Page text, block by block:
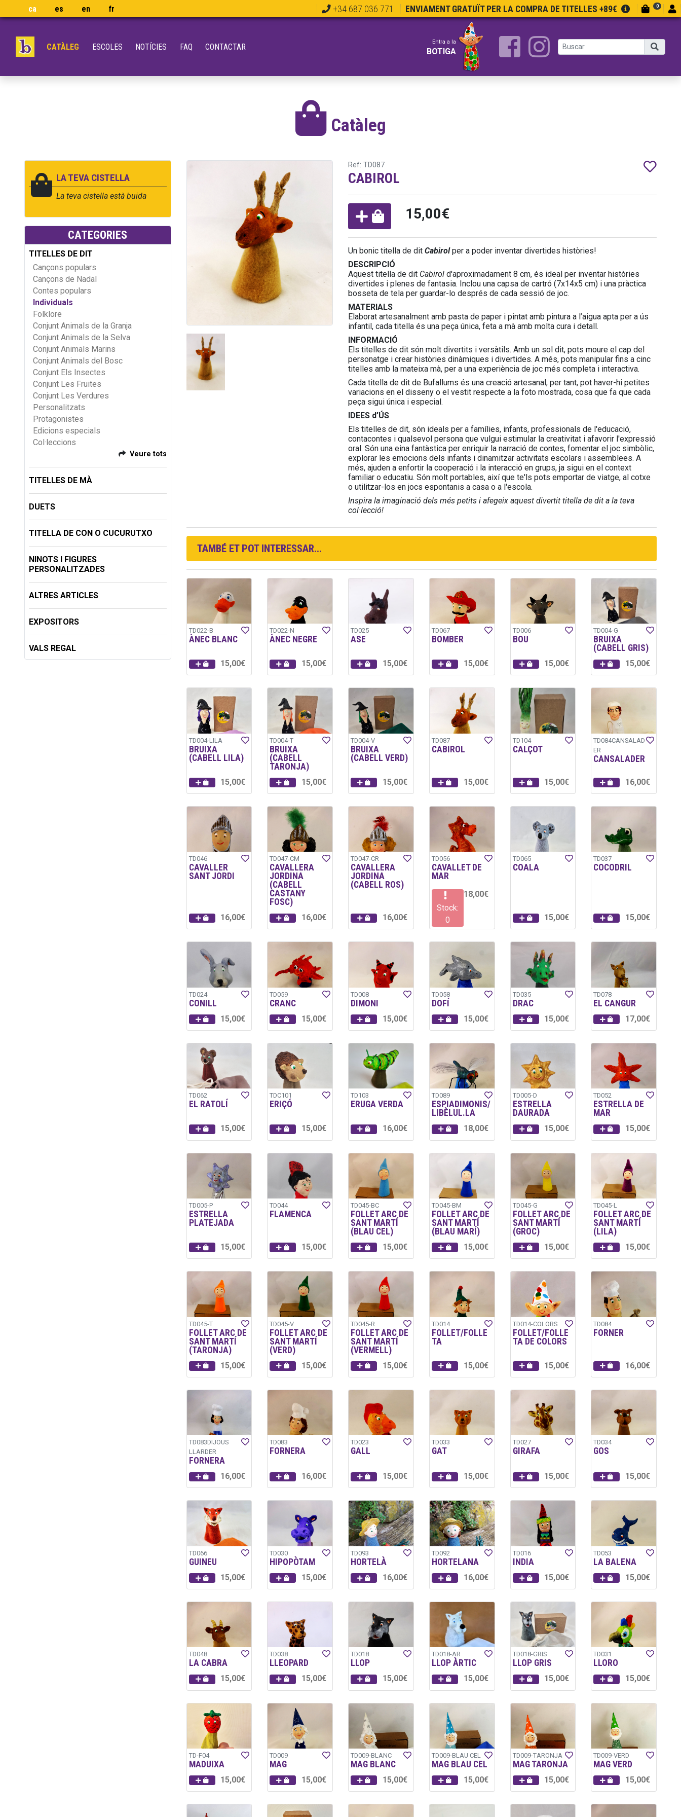
ca es en fr +34 687 036 771 ENVIAMENT GRATUÏT PER LA COMPRA DE TITELLES +89€ 0
CATÀLEG ESCOLES NOTÍCIES FAQ CONTACTAR Entra a la
BOTIGA
Catàleg
LA TEVA CISTELLA
La teva cistella està buida
CATEGORIES
TITELLES DE DIT
Cançons populars
Cançons de Nadal
Contes populars
Individuals
Folklore
Conjunt Animals de la Granja
Conjunt Animals de la Selva
Conjunt Animals Marins
Conjunt Animals del Bosc
Conjunt Els Insectes
Conjunt Les Fruites
Conjunt Les Verdures
Personalitzats
Protagonistes
Edicions especials
Col·leccions
Veure tots
TITELLES DE MÀ
DUETS
TITELLA DE CON O CUCURUTXO
NINOTS I FIGURES
PERSONALITZADES
ALTRES ARTICLES
EXPOSITORS
VALS REGAL
Ref: TD087
CABIROL
15,00€
Un bonic titella de dit Cabirolper a poder inventar divertides històries!
DESCRIPCIÓ
Aquest titella de dit Cabirold'aproximadament 8 cm, és ideal per inventar històries
divertides i plenes de fantasia. Inclou una capsa de cartró (7x14x5 cm) i una pràctica
bosseta de tela per guardar-lo després de cada sessió de joc.
MATERIALS
Elaborat artesanalment amb pasta de paper i pintat amb pintura a l’aigua apta per a ús
infantil, cada titella és una peça única, feta a mà amb molta cura i detall.
INFORMACIÓ
Els titelles de dit són molt divertits i versàtils. Amb un sol dit, pots moure el cap del
personatge i crear històries dinàmiques i divertides. A més, pots manipular fins a cinc
titelles amb la mateixa mà, per a una experiència de joc més completa i interactiva.
Cada titella de dit de Bufallums és una creació artesanal, per tant, pot haver-hi petites
variacions en el disseny o el vestit respecte a la foto mostrada, cosa que fa que cada
peça sigui única i especial.
IDEES d’ÚS
Els titelles de dit, són ideals per a famílies, infants, professionals de l'educació,
contacontes i qualsevol persona que vulgui estimular la creativitat i afavorir l'expressió
oral. Són una eina fantàstica per enriquir la narració de contes, fomentar el joc simbòlic,
explorar les emocions dels infants i dinamitzar activitats escolars i assemblees. A
més, ajuden a enfortir la cooperació i la interacció en grups, ja sigui en el context
familiar o educatiu. Són molt portables, així que te'ls pots emportar de viatge, al cotxe
o utilitzar-los en jocs espontanis a casa o a l'escola.
Inspira la imaginació dels més petits i afegeix aquest divertit titella de dit a la teva
col·lecció!
TAMBÉ ET POT INTERESSAR...
TD022-B
ÀNEC BLANC
15,00€
TD022-N
ÀNEC NEGRE
15,00€
TD025
ASE
15,00€
TD067
BOMBER
15,00€
TD006
BOU
15,00€
TD004-G
BRUIXA
(CABELL GRIS)
15,00€
TD004-LILA
BRUIXA
(CABELL LILA)
15,00€
TD004-T
BRUIXA
(CABELL
TARONJA)
15,00€
TD004-V
BRUIXA
(CABELL VERD)
15,00€
TD087
CABIROL
15,00€
TD104
CALÇOT
15,00€
TD084CANSALAD
ER
CANSALADER
16,00€
TD046
CAVALLER
SANT JORDI
16,00€
TD047-CM
CAVALLERA
JORDINA
(CABELL
CASTANY
FOSC)
16,00€
TD047-CR
CAVALLERA
JORDINA
(CABELL ROS)
16,00€
TD056
CAVALLET DE
MAR
Stock:
0
18,00€
TD065
COALA
15,00€
TD037
COCODRIL
15,00€
TD024
CONILL
15,00€
TD059
CRANC
15,00€
TD008
DIMONI
15,00€
TD058
DOFÍ
15,00€
TD035
DRAC
15,00€
TD078
EL CANGUR
17,00€
TD062
EL RATOLÍ
15,00€
TDC101
ERIÇÓ
15,00€
TD103
ERUGA VERDA
16,00€
TD089
ESPIADIMONIS/
LIBÈLUL.LA
18,00€
TD005-D
ESTRELLA
DAURADA
15,00€
TD052
ESTRELLA DE
MAR
15,00€
TD005-P
ESTRELLA
PLATEJADA
15,00€
TD044
FLAMENCA
15,00€
TD045-BC
FOLLET ARC DE
SANT MARTÍ
(BLAU CEL)
15,00€
TD045-BM
FOLLET ARC DE
SANT MARTÍ
(BLAU MARÍ)
15,00€
TD045-G
FOLLET ARC DE
SANT MARTÍ
(GROC)
15,00€
TD045-L
FOLLET ARC DE
SANT MARTÍ
(LILA)
15,00€
TD045-T
FOLLET ARC DE
SANT MARTÍ
(TARONJA)
15,00€
TD045-V
FOLLET ARC DE
SANT MARTÍ
(VERD)
15,00€
TD045-R
FOLLET ARC DE
SANT MARTÍ
(VERMELL)
15,00€
TD014
FOLLET/FOLLE
TA
15,00€
TD014-COLORS
FOLLET/FOLLE
TA DE COLORS
15,00€
TD084
FORNER
16,00€
TD083DIJOUS
LLARDER
FORNERA
16,00€
TD083
FORNERA
16,00€
TD023
GALL
15,00€
TD033
GAT
15,00€
TD027
GIRAFA
15,00€
TD034
GOS
15,00€
TD066
GUINEU
15,00€
TD030
HIPOPÒTAM
15,00€
TD093
HORTELÀ
16,00€
TD092
HORTELANA
16,00€
TD016
INDIA
15,00€
TD053
LA BALENA
15,00€
TD048
LA CABRA
15,00€
TD038
LLEOPARD
15,00€
TD018
LLOP
15,00€
TD018-AR
LLOP ÀRTIC
15,00€
TD018-GRIS
LLOP GRIS
15,00€
TD031
LLORO
15,00€
TD-F04
MADUIXA
15,00€
TD009
MAG
15,00€
TD009-BLANC
MAG BLANC
15,00€
TD009-BLAU CEL
MAG BLAU CEL
15,00€
TD009-TARONJA
MAG TARONJA
15,00€
TD009-VERD
MAG VERD
15,00€